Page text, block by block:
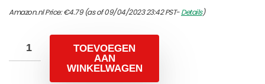
Amazon.nl Price:€4.79(as of 09/04/2023 23:42 PST-Details)
TOEVOEGEN
AAN
WINKELWAGEN